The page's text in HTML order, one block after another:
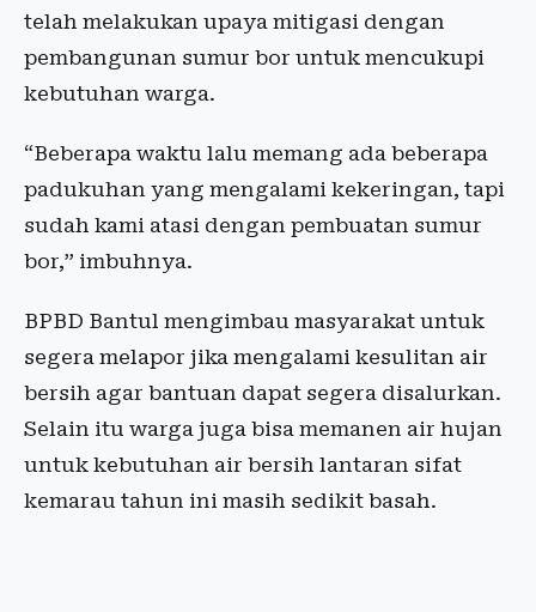
telah melakukan upaya mitigasi dengan
pembangunan sumur bor untuk mencukupi
kebutuhan warga.
“Beberapa waktu lalu memang ada beberapa
padukuhan yang mengalami kekeringan, tapi
sudah kami atasi dengan pembuatan sumur
bor,” imbuhnya.
BPBD Bantul mengimbau masyarakat untuk
segera melapor jika mengalami kesulitan air
bersih agar bantuan dapat segera disalurkan.
Selain itu warga juga bisa memanen air hujan
untuk kebutuhan air bersih lantaran sifat
kemarau tahun ini masih sedikit basah.